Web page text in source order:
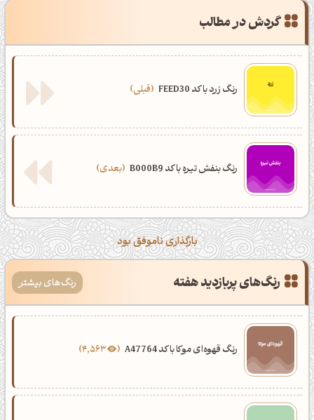
گردش در مطالب
رنگ زرد با کد FEED30 قبلی
رنگ بنفش تیره با کد B000B9 بعدی
بارگذاری ناموفق بود
رنگ‌های پربازدید هفته رنگ‌های بیشتر
رنگ قهوه‌ای موکا با کد A47764 4,563